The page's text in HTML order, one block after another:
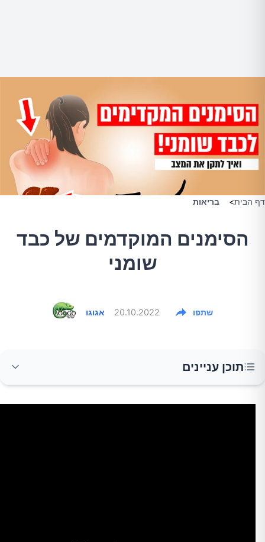
דף הבית> בריאות
הסימנים המוקדמים של כבד
שומני
אגוגו 20.10.2022 שתפו
תוכן עניינים
הסימנים המוקדמים של כבד שומני